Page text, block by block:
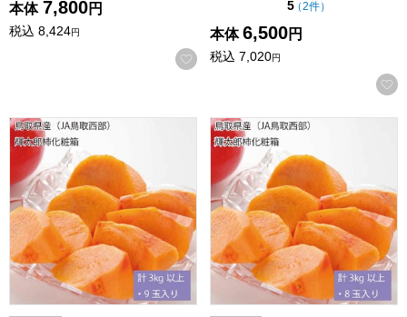
本体 7,800円
税込 8,424円
お気に入りに登録する
5点（5点満点中）
（2件の評価
）
本体 6,500円
税込 7,020円
鳥取県産(JA鳥取西部) 輝太郎柿化粧箱 計3kg以上・9玉入り
鳥取県産(JA鳥取西部) 輝太